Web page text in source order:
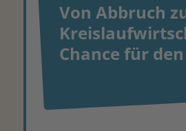
Von Abbruch
Chance für